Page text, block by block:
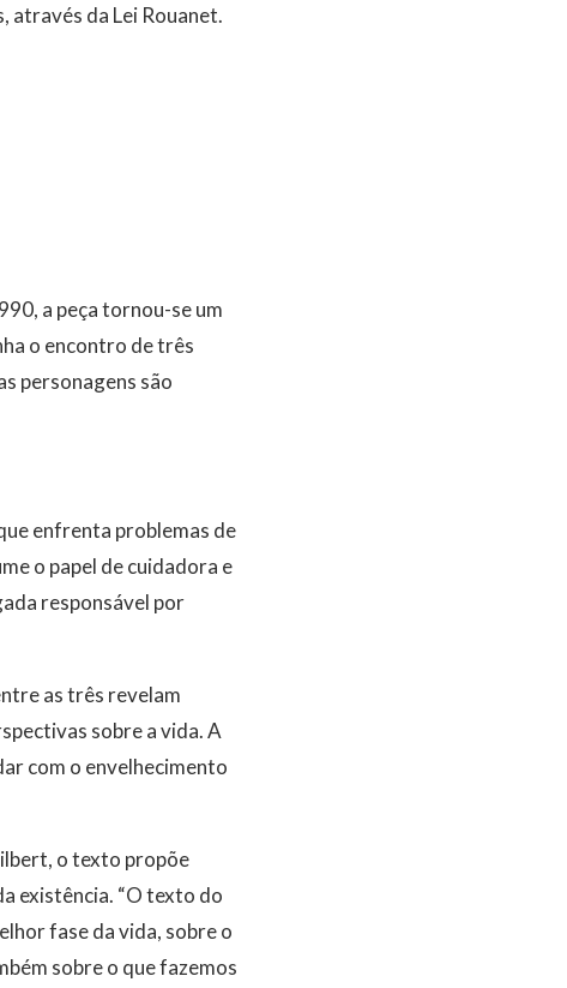
através da Lei Rouanet.
a peça tornou-se um
o encontro de três
personagens são
enfrenta problemas de
o papel de cuidadora e
responsável por
as três revelam
sobre a vida. A
com o envelhecimento
o texto propõe
existência. “O texto do
fase da vida, sobre o
sobre o que fazemos